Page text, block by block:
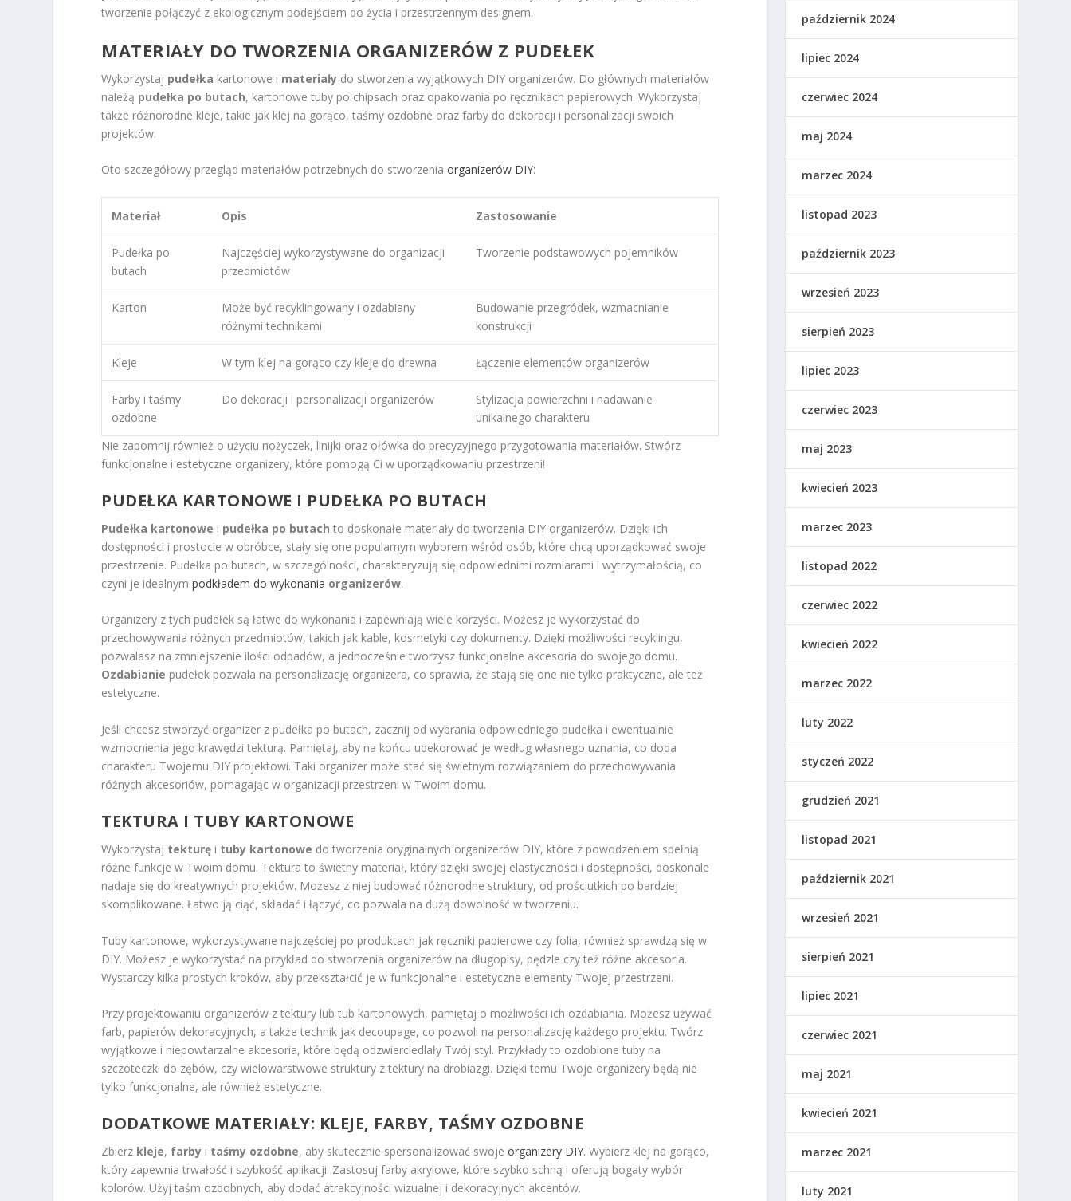
tworzenie połączyć z ekologicznym podejściem do życia i przestrzennym designem.
MATERIAŁY DO TWORZENIA ORGANIZERÓW Z PUDEŁEK
Wykorzystaj pudełka kartonowe i materiały do stworzenia wyjątkowych DIY organizerów. Do głównych materiałów
należą pudełka po butach, kartonowe tuby po chipsach oraz opakowania po ręcznikach papierowych. Wykorzystaj
także różnorodne kleje, takie jak klej na gorąco, taśmy ozdobne oraz farby do dekoracji i personalizacji swoich
projektów.
Oto szczegółowy przegląd materiałów potrzebnych do stworzeniaorganizerów DIY:
Materiał Opis Zastosowanie
Pudełka po
butach
Najczęściej wykorzystywane do organizacji
przedmiotów
Tworzenie podstawowych pojemników
Karton
Może być recyklingowany i ozdabiany
różnymi technikami
Budowanie przegródek, wzmacnianie
konstrukcji
Kleje W tym klej na gorąco czy kleje do drewna Łączenie elementów organizerów
Farby i taśmy
ozdobne
Do dekoracji i personalizacji organizerów
Stylizacja powierzchni i nadawanie
unikalnego charakteru
Nie zapomnij również o użyciu nożyczek, linijki oraz ołówka do precyzyjnego przygotowania materiałów. Stwórz
funkcjonalne i estetyczne organizery, które pomogą Ci w uporządkowaniu przestrzeni!
PUDEŁKA KARTONOWE I PUDEŁKA PO BUTACH
Pudełka kartonowe i pudełka po butach to doskonałe materiały do tworzenia DIY organizerów. Dzięki ich
dostępności i prostocie w obróbce, stały się one popularnym wyborem wśród osób, które chcą uporządkować swoje
przestrzenie. Pudełka po butach, w szczególności, charakteryzują się odpowiednimi rozmiarami i wytrzymałością, co
czyni je idealnympodkładem do wykonania organizerów.
Organizery z tych pudełek są łatwe do wykonania i zapewniają wiele korzyści. Możesz je wykorzystać do
przechowywania różnych przedmiotów, takich jak kable, kosmetyki czy dokumenty. Dzięki możliwości recyklingu,
pozwalasz na zmniejszenie ilości odpadów, a jednocześnie tworzysz funkcjonalne akcesoria do swojego domu.
Ozdabianie pudełek pozwala na personalizację organizera, co sprawia, że stają się one nie tylko praktyczne, ale też
estetyczne.
Jeśli chcesz stworzyć organizer z pudełka po butach, zacznij od wybrania odpowiedniego pudełka i ewentualnie
wzmocnienia jego krawędzi tekturą. Pamiętaj, aby na końcu udekorować je według własnego uznania, co doda
charakteru Twojemu DIY projektowi. Taki organizer może stać się świetnym rozwiązaniem do przechowywania
różnych akcesoriów, pomagając w organizacji przestrzeni w Twoim domu.
TEKTURA I TUBY KARTONOWE
Wykorzystaj tekturę i tuby kartonowe do tworzenia oryginalnych organizerów DIY, które z powodzeniem spełnią
różne funkcje w Twoim domu. Tektura to świetny materiał, który dzięki swojej elastyczności i dostępności, doskonale
nadaje się do kreatywnych projektów. Możesz z niej budować różnorodne struktury, od prościutkich po bardziej
skomplikowane. Łatwo ją ciąć, składać i łączyć, co pozwala na dużą dowolność w tworzeniu.
Tuby kartonowe, wykorzystywane najczęściej po produktach jak ręczniki papierowe czy folia, również sprawdzą się w
DIY. Możesz je wykorzystać na przykład do stworzenia organizerów na długopisy, pędzle czy też różne akcesoria.
Wystarczy kilka prostych kroków, aby przekształcić je w funkcjonalne i estetyczne elementy Twojej przestrzeni.
Przy projektowaniu organizerów z tektury lub tub kartonowych, pamiętaj o możliwości ich ozdabiania. Możesz używać
farb, papierów dekoracyjnych, a także technik jak decoupage, co pozwoli na personalizację każdego projektu. Twórz
wyjątkowe i niepowtarzalne akcesoria, które będą odzwierciedlały Twój styl. Przykłady to ozdobione tuby na
szczoteczki do zębów, czy wielowarstwowe struktury z tektury na drobiazgi. Dzięki temu Twoje organizery będą nie
tylko funkcjonalne, ale również estetyczne.
DODATKOWE MATERIAŁY: KLEJE, FARBY, TAŚMY OZDOBNE
Zbierz kleje, farby i taśmy ozdobne, aby skutecznie spersonalizować swojeorganizery DIY. Wybierz klej na gorąco,
który zapewnia trwałość i szybkość aplikacji. Zastosuj farby akrylowe, które szybko schną i oferują bogaty wybór
kolorów. Użyj taśm ozdobnych, aby dodać atrakcyjności wizualnej i dekoracyjnych akcentów.
październik 2024
lipiec 2024
czerwiec 2024
maj 2024
marzec 2024
listopad 2023
październik 2023
wrzesień 2023
sierpień 2023
lipiec 2023
czerwiec 2023
maj 2023
kwiecień 2023
marzec 2023
listopad 2022
czerwiec 2022
kwiecień 2022
marzec 2022
luty 2022
styczeń 2022
grudzień 2021
listopad 2021
październik 2021
wrzesień 2021
sierpień 2021
lipiec 2021
czerwiec 2021
maj 2021
kwiecień 2021
marzec 2021
luty 2021